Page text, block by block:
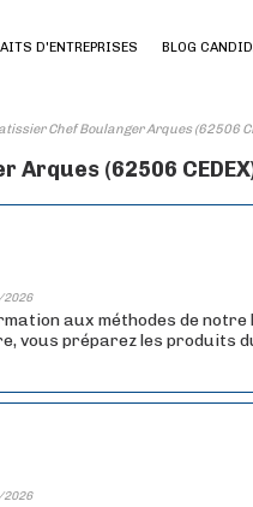
D'ENTREPRISES BLOG
Chef Boulanger Arques (62506
(62506
aux méthodes de
vous préparez les produits